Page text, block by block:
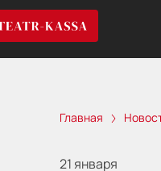
Главная
21 января